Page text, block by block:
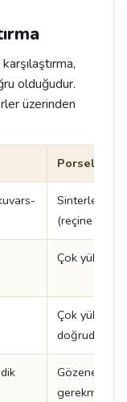
olduğudur.
üzerinden
Porselen
Sinterlenmiş
(reçine
Çok yüksek
Çok yüksek
doğrudan
Gözeneksiz,
gerekmez